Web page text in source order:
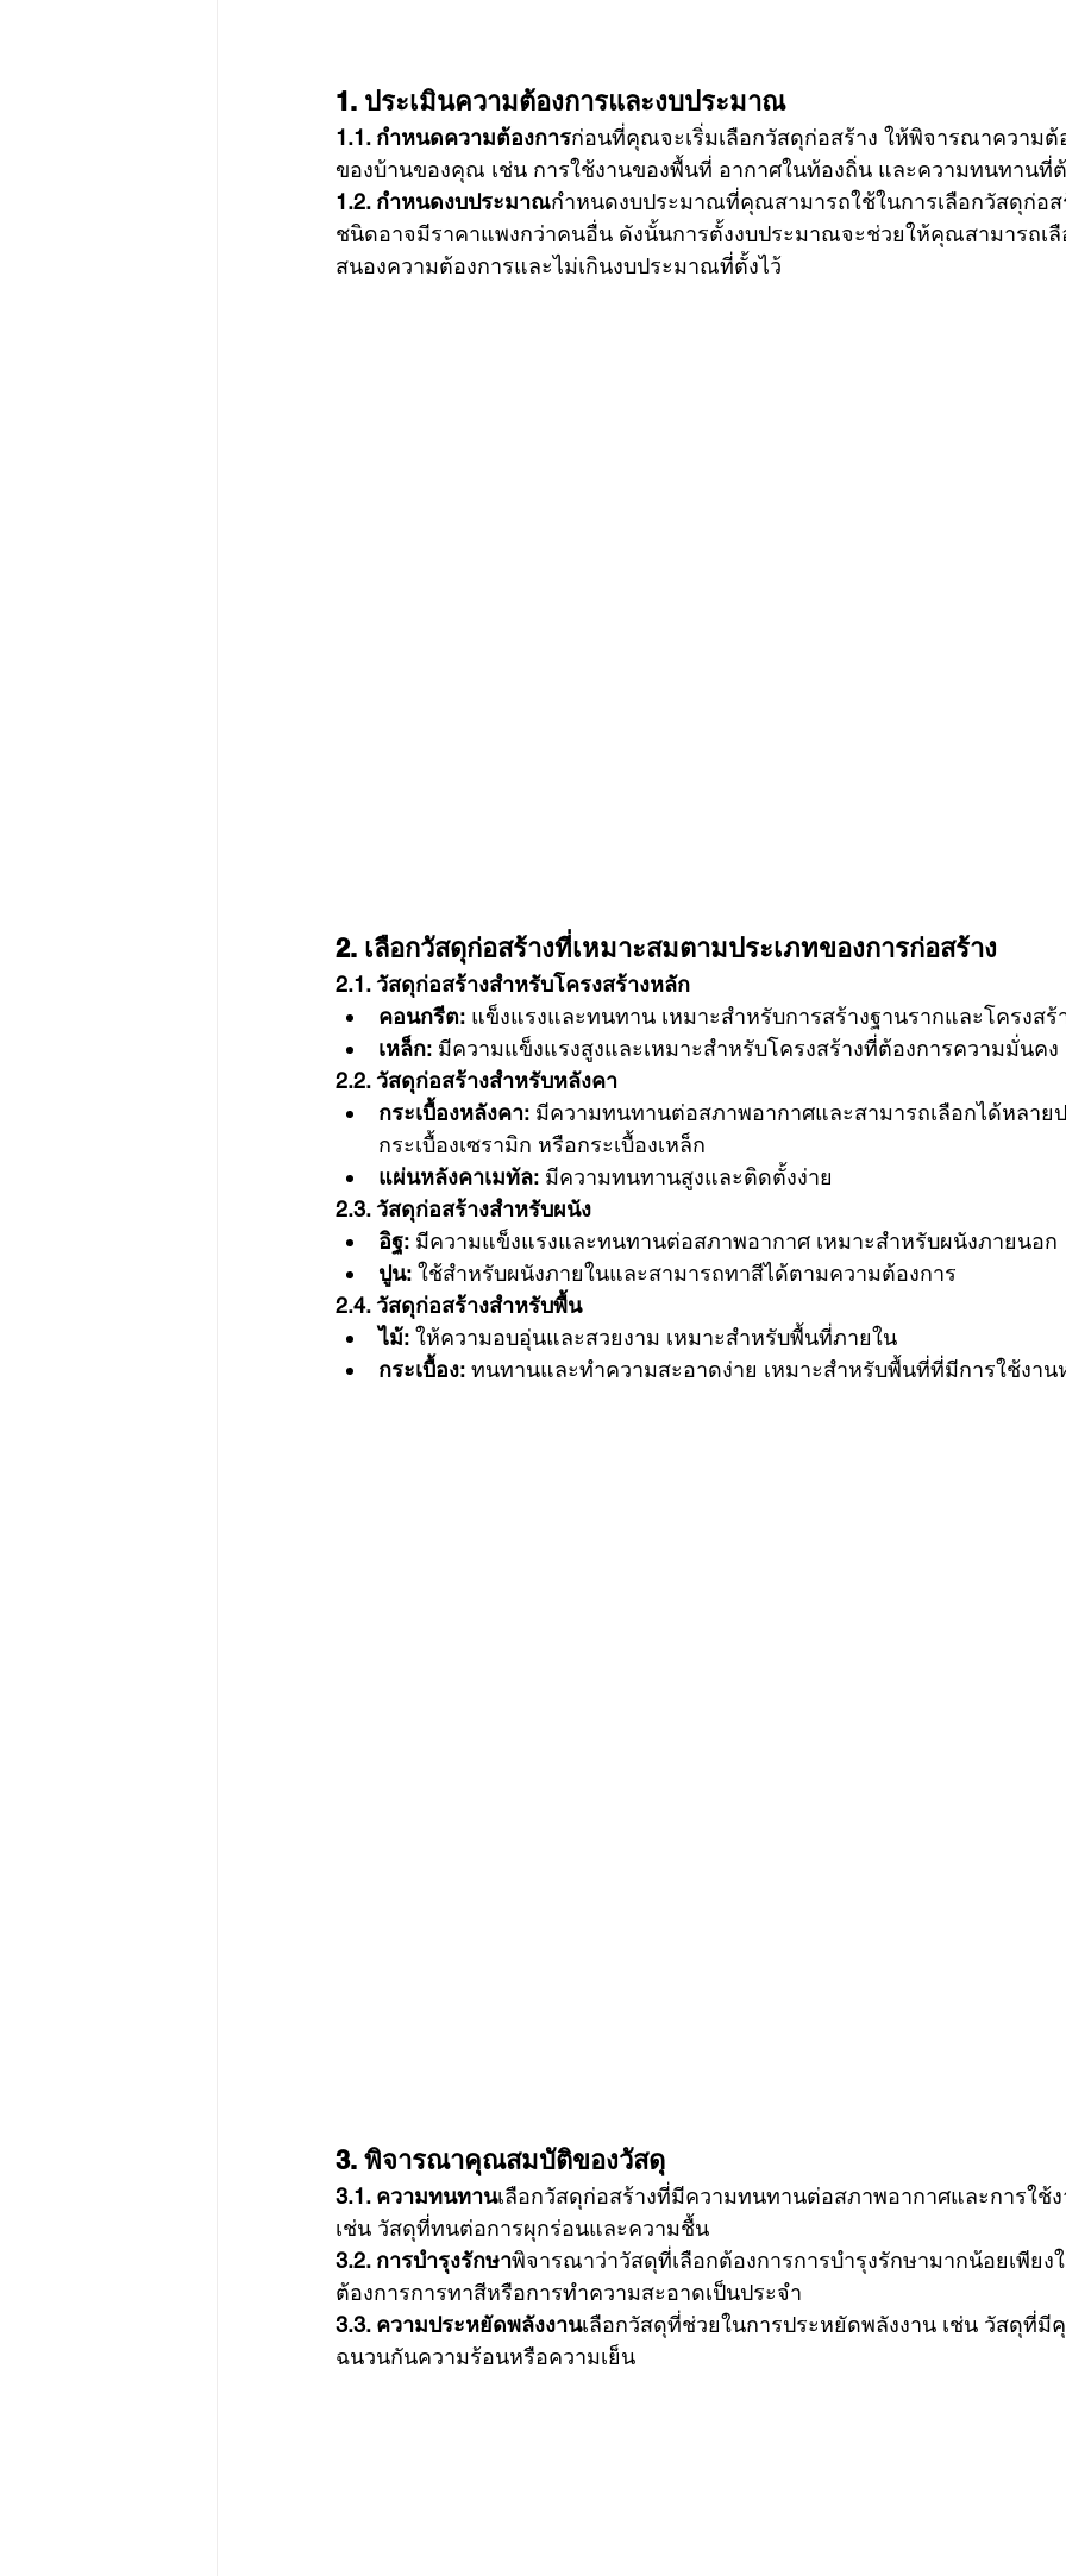
1. ประเมินความต้องการและงบประมาณ
1.1. กำหนดความต้องการก่อนที่คุณจะเริ่มเลือกวัสดุก่อสร้าง ให้พิจารณาความต้
ของบ้านของคุณ เช่น การใช้งานของพื้นที่ อากาศในท้องถิ่น และความทนทานที่
1.2. กำหนดงบประมาณกำหนดงบประมาณที่คุณสามารถใช้ในการเลือกวัสดุก่อส
ชนิดอาจมีราคาแพงกว่าคนอื่น ดังนั้นการตั้งงบประมาณจะช่วยให้คุณสามารถเ
สนองความต้องการและไม่เกินงบประมาณที่ตั้งไว้
2. เลือกวัสดุก่อสร้างที่เหมาะสมตามประเภทของการก่อสร้าง
2.1. วัสดุก่อสร้างสำหรับโครงสร้างหลัก
คอนกรีต: แข็งแรงและทนทาน เหมาะสำหรับการสร้างฐานรากและโครงสร้
เหล็ก: มีความแข็งแรงสูงและเหมาะสำหรับโครงสร้างที่ต้องการความมั่นคง
2.2. วัสดุก่อสร้างสำหรับหลังคา
กระเบื้องหลังคา: มีความทนทานต่อสภาพอากาศและสามารถเลือกได้หลาย
กระเบื้องเซรามิก หรือกระเบื้องเหล็ก
แผ่นหลังคาเมทัล: มีความทนทานสูงและติดตั้งง่าย
2.3. วัสดุก่อสร้างสำหรับผนัง
อิฐ: มีความแข็งแรงและทนทานต่อสภาพอากาศ เหมาะสำหรับผนังภายนอก
ปูน: ใช้สำหรับผนังภายในและสามารถทาสีได้ตามความต้องการ
2.4. วัสดุก่อสร้างสำหรับพื้น
ไม้: ให้ความอบอุ่นและสวยงาม เหมาะสำหรับพื้นที่ภายใน
กระเบื้อง: ทนทานและทำความสะอาดง่าย เหมาะสำหรับพื้นที่ที่มีการใช้งาน
3. พิจารณาคุณสมบัติของวัสดุ
3.1. ความทนทานเลือกวัสดุก่อสร้างที่มีความทนทานต่อสภาพอากาศและการใช้ง
เช่น วัสดุที่ทนต่อการผุกร่อนและความชื้น
3.2. การบำรุงรักษาพิจารณาว่าวัสดุที่เลือกต้องการการบำรุงรักษามากน้อยเพียง
ต้องการการทาสีหรือการทำความสะอาดเป็นประจำ
3.3. ความประหยัดพลังงานเลือกวัสดุที่ช่วยในการประหยัดพลังงาน เช่น วัสดุที่
ฉนวนกันความร้อนหรือความเย็น